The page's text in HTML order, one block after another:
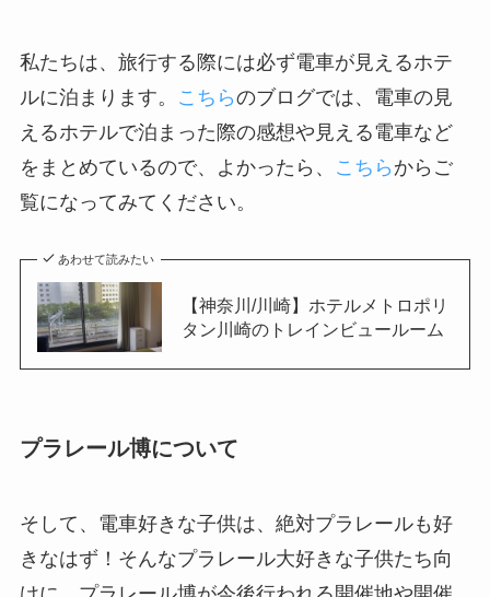
私たちは、旅行する際には必ず電車が見えるホテ
ルに泊まります。
こちらのブログでは、電車の見
えるホテルで泊まった際の感想や見える電車など
をまとめているので、よかったら、
こちら からご
覧になってみてください。
あわせて読みたい
【神奈川/川崎】ホテルメトロポリ
タン川崎のトレインビュールーム
プラレール博について
そして、電車好きな子供は、絶対プラレールも好
きなはず！そんなプラレール大好きな子供たち向